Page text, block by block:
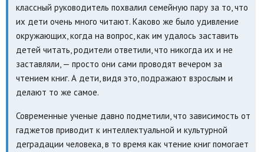
классный руководитель похвалил семейную пару за то, что
их дети очень много читают. Каково же было удивление
окружающих, когда на вопрос, как им удалось заставить
детей читать, родители ответили, что никогда их и не
заставляли, — просто они сами проводят вечером за
чтением книг. А дети, видя это, подражают взрослым и
делают то же самое.
Современные ученые давно подметили, что зависимость от
гаджетов приводит к интеллектуальной и культурной
деградации человека, в то время как чтение книг помогает